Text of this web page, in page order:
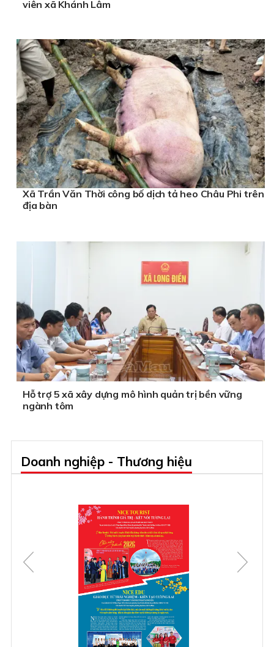
viên xã Khánh Lâm
Xã Trần Văn Thời công bố dịch tả heo Châu Phi trên
địa bàn
Hỗ trợ 5 xã xây dựng mô hình quản trị bền vững
ngành tôm
Doanh nghiệp - Thương hiệu